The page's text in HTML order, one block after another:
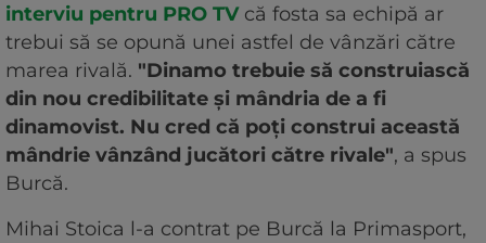
interviu pentru PRO TVcă fosta sa echipă ar
trebui să se opună unei astfel de vânzări către
marea rivală. "Dinamo trebuie să construiască
din nou credibilitate și mândria de a fi
dinamovist. Nu cred că poți construi această
mândrie vânzând jucători către rivale", a spus
Burcă.
Mihai Stoica l-a contrat pe Burcă la Primasport,